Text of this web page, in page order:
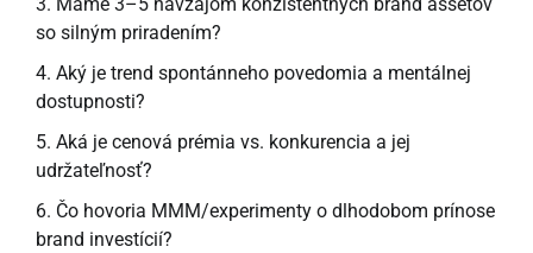
Máme 3–5 navzájom konzistentných brand assetov
so silným priradením?
Aký je trend spontánneho povedomia a mentálnej
dostupnosti?
Aká je cenová prémia vs. konkurencia a jej
udržateľnosť?
Čo hovoria MMM/experimenty o dlhodobom prínose
brand investícií?